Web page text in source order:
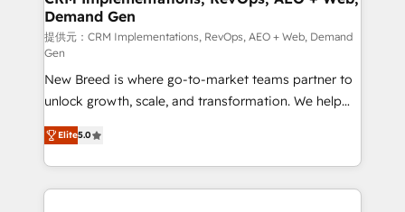
計・構築：リード獲得・CVR・SEOを前提にした情報設
計・導線設計・テンプレート設計をContent Hubで一体
提供。 ▸ 既存CRM・MAからの移行支援：Salesforce・
Marketo・Pardot等からの移行、カスタム設計、履歴
データ移行と活用設計まで。 ▸ AEO対応：ChatGPT・
ンツとサイト構造を最適化。 🏆 なぜ100incを選ぶの
か？ ✓ HubSpot Eliteパートナー認定 ✓ HubSpotアワ
ード受賞・HUGリーダー ✓ ISO27001:2022 /
Generation - Full-funnel marketing and high-
performance advertising via Point Success Media. -
Expert deployment of Breeze AI and custom agents
to automate growth. 🏆 Elite Excellence - 8 platform
accreditations and deep HIPAA-compliance
expertise. - A team of 250+ experts dedicated to
your resilient growth.
Demand Gen
提供元：CRM Implementations, RevOps, AEO + Web, Demand
Gen
New Breed is where go-to-market teams partner to
unlock growth, scale, and transformation. We help
companies activate HubSpot’s AI-powered
customer platform and operationalize HubSpot’s
Loop Marketing framework through expert-led
services, smart agents, and purpose-built apps,
Elite5.0